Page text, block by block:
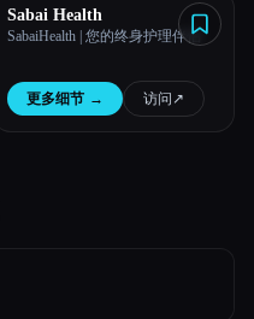
Sabai Health
SabaiHealth | 您的终身护理伴侣
更多细节 → 访问 ↗︎